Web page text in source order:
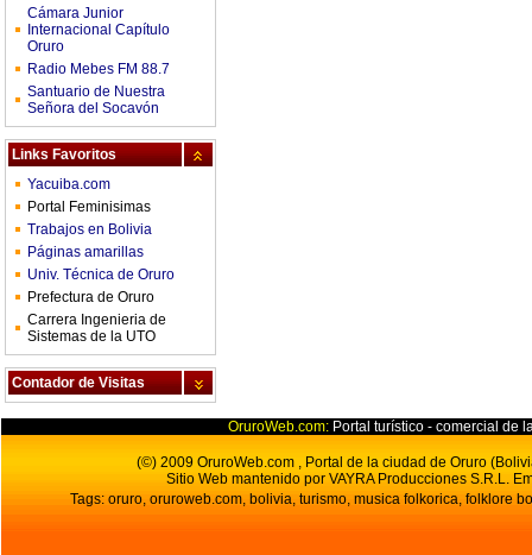
Cámara Junior
Internacional Capítulo
Oruro
Radio Mebes FM 88.7
Santuario de Nuestra
Señora del Socavón
Links Favoritos
Yacuiba.com
Portal Feminisimas
Trabajos en Bolivia
Páginas amarillas
Univ. Técnica de Oruro
Prefectura de Oruro
Carrera Ingenieria de
Sistemas de la UTO
Contador de Visitas
OruroWeb.com: Portal turístico - comercial de
(©) 2009 OruroWeb.com , Portal de la ciudad de Oruro
Sitio Web mantenido por VAYRA Producciones S.R.L.
Tags: oruro, oruroweb.com, bolivia, turismo, musica folkorica, folklore